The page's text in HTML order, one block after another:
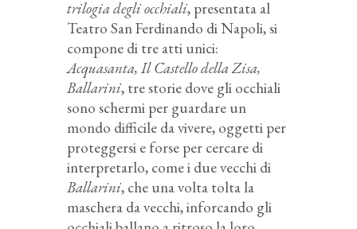
trilogia degli occhiali, presentata al
Teatro San Ferdinando di Napoli, si
compone di tre atti unici:
Acquasanta, Il Castello della Zisa,
Ballarini, tre storie dove gli occhiali
sono schermi per guardare un
mondo difficile da vivere, oggetti per
proteggersi e forse per cercare di
interpretarlo, come i due vecchi di
Ballarini, che una volta tolta la
maschera da vecchi, inforcando gli